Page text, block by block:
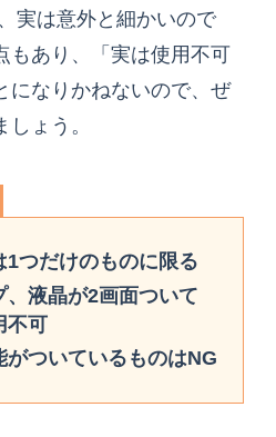
実は意外と細かいので
もあり、「実は使用不可
になりかねないので、ぜ
ょう。
1つだけのものに限る
、液晶が2画面ついて
不可
がついているものはNG